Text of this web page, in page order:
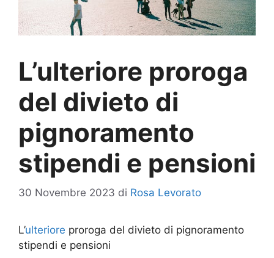
L’ulteriore proroga
del divieto di
pignoramento
stipendi e pensioni
30 Novembre 2023 di Rosa Levorato
L’ulteriore proroga del divieto di pignoramento
stipendi e pensioni